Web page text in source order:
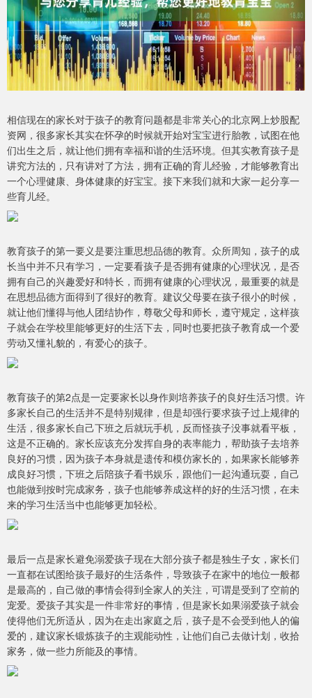
相信现在的家长对于孩子的教育问题都是非常关心的北京网上炒股配
资网，很多家长其实在怀孕的时候就开始对宝宝进行胎教，试图在他
们出生之后，就让他们拥有幸福和谐的生活环境。但其实教育孩子是
讲究方法的，只有讲对了方法，拥有正确的育儿经验，才能够教育出
一个心理健康、身体健康的好宝宝。接下来我们就和大家一起分享一
些育儿经。
教育孩子的第一要义是要注重思想品德的教育。众所周知，孩子的成
长当中并不只有学习，一定要看孩子是否拥有健康的心理状况，是否
拥有自己的兴趣爱好和特长，而拥有健康的心理状况，最重要的就是
在思想品德方面得到了很好的教育。建议父母要在孩子很小的时候，
就让他们懂得与他人团结协作，尊敬父母和师长，遵守规定，这样孩
子就会在学校里能够更好的生活下去，同时也要把孩子教育成一个爱
劳动又懂礼貌的，有爱心的孩子。
教育孩子的第2点是一定要家长以身作则培养孩子的良好生活习惯。许
多家长自己的生活并不是特别规律，但是却强行要求孩子过上规律的
生活，很多家长自己下班之后就玩手机，反而怪孩子没事就看平板，
这是不正确的。家长应该充分发挥自身的表率能力，帮助孩子去培养
良好的习惯，因为孩子本身就是遗传和模仿家长的，如果家长能够养
成良好习惯，下班之后陪孩子看书娱乐，跟他们一起沟通玩耍，自己
也能做到按时完成家务，孩子也能够养成这样的好的生活习惯，在未
来的学习生活当中也能够更加轻松。
最后一点是家长避免溺爱孩子现在大部分孩子都是独生子女，家长们
一直都在试图给孩子最好的生活条件，导致孩子在家中的地位一般都
是最高的，自己做的事情会得到全家人的关注，可谓是受到了空前的
宠爱。爱孩子其实是一件非常好的事情，但是家长如果溺爱孩子就会
使得他们无所适从，因为在走出家庭之后，孩子是不会受到他人的偏
爱的，建议家长锻炼孩子的主观能动性，让他们自己去做计划，收拾
家务，做一些力所能及的事情。